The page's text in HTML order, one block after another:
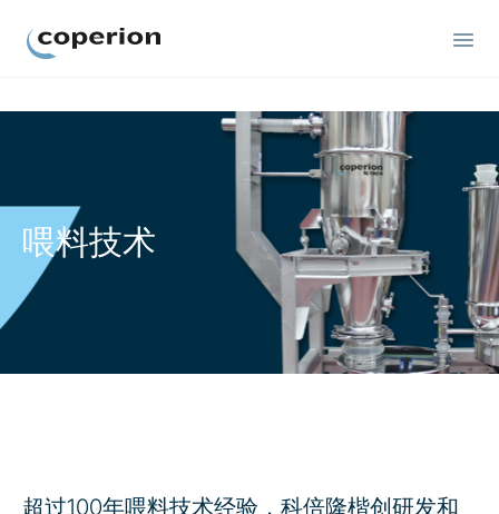
喂料技术
超过100年喂料技术经验，科倍隆楷创研发和